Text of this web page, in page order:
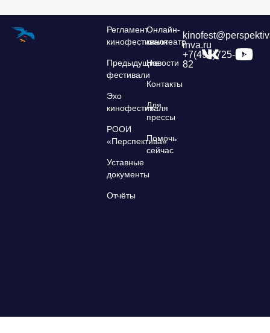
Регламент
кинофестиваля
Предыдущие
фестивали
Эхо
кинофестиваля
РООИ
«Перспектива»
Уставные
документы
Отчёты
Онлайн-
кинотеатр
Новости
Контакты
Для
прессы
Помочь
сейчас
inva.ru
+7(495)725-39-
82